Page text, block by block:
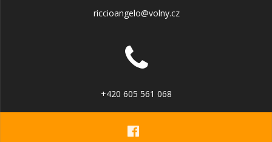
riccioangelo@volny.cz
+420 605 561 068